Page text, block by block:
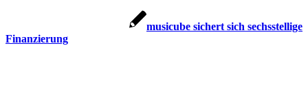
musicube sichert sich sechsstellige
Finanzierung